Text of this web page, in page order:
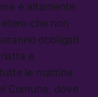
è altamente
che non
obbligati
e
le mattine
Comune, dove